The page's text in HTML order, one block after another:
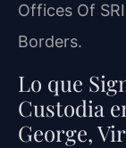
Offices Of
Borders.
Lo que
Custodia
George,